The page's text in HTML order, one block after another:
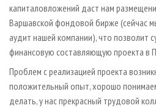
капиталовложений даст нам
Варшавской фондовой бирже (сейчас
аудит нашей компании), что позволит
финансовую составляющую проекта в
Проблем с реализацией проекта
положительный опыт, хорошо
делать, у нас прекрасный трудовой